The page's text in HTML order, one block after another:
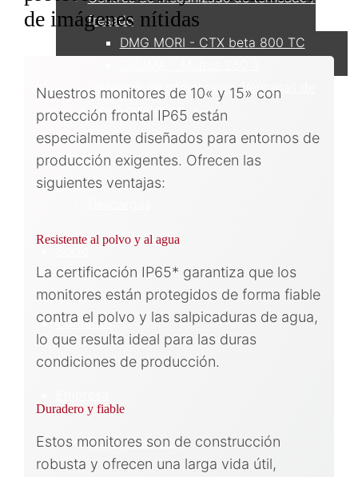
fresado
DMG MORI - CTX beta 800 TC
Sistemas de cámaras vs. Ventanas de
visión giratorias
Servicio
Contacto
Sobre Nosotros
de imágenes nítidas
Nuestros monitores de 10« y 15» con
protección frontal IP65 están
especialmente diseñados para entornos de
producción exigentes. Ofrecen las
siguientes ventajas:
Resistente al polvo y al agua
La certificación IP65* garantiza que los
monitores están protegidos de forma fiable
contra el polvo y las salpicaduras de agua,
lo que resulta ideal para las duras
condiciones de producción.
Duradero y fiable
Estos monitores son de construcción
robusta y ofrecen una larga vida útil,